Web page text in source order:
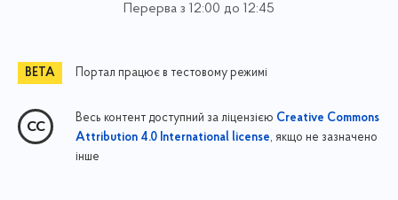
Перерва з 12:00 до 12:45
Портал працює в тестовому режимі
Весь контент доступний за ліцензією Creative Commons
Attribution 4.0 International license, якщо не зазначено
інше